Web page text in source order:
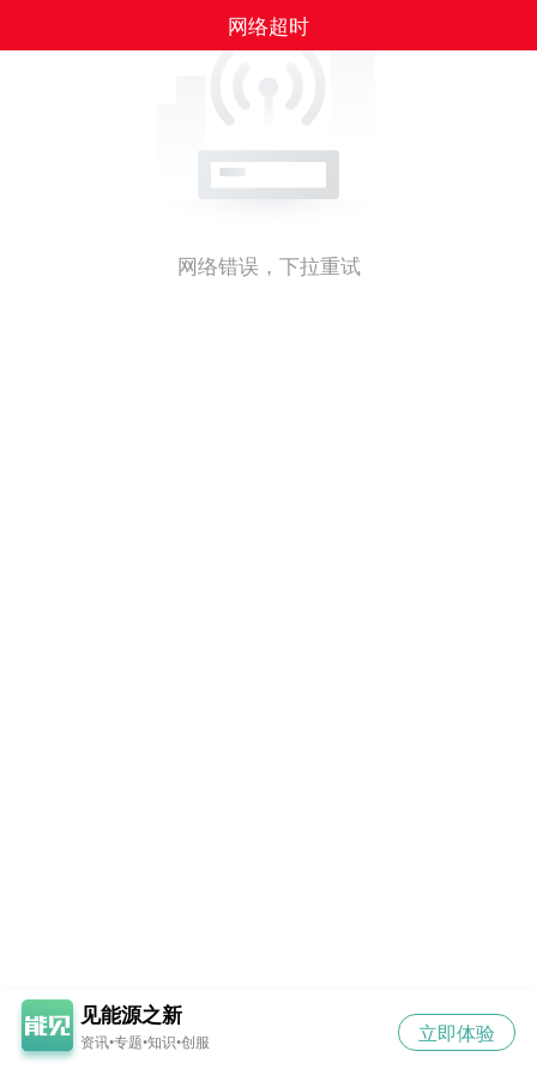
网络错误，下拉重试
见能源之新
资讯•专题•知识•创服 立即体验
网络超时